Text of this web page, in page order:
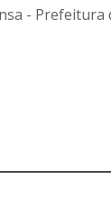
- Prefeitura